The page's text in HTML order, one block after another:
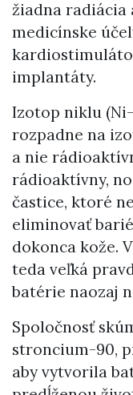
žiadna radiácia
medicínske
implantáty.
Izotop niklu
rozpadne na
a nie
rádioaktívny,
častice, ktoré
eliminovať
dokonca kože.
teda veľká
batérie naozaj
Spoločnosť
stroncium-90,
aby vytvorila